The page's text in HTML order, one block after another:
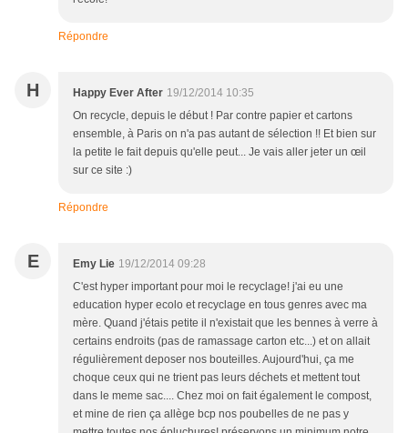
Répondre
H Happy Ever After 19/12/2014 10:35
On recycle, depuis le début ! Par contre papier et cartons
ensemble, à Paris on n'a pas autant de sélection !! Et bien sur
la petite le fait depuis qu'elle peut... Je vais aller jeter un œil
sur ce site :)
Répondre
E Emy Lie 19/12/2014 09:28
C'est hyper important pour moi le recyclage! j'ai eu une
education hyper ecolo et recyclage en tous genres avec ma
mère. Quand j'étais petite il n'existait que les bennes à verre à
certains endroits (pas de ramassage carton etc...) et on allait
régulièrement deposer nos bouteilles. Aujourd'hui, ça me
choque ceux qui ne trient pas leurs déchets et mettent tout
dans le meme sac.... Chez moi on fait également le compost,
et mine de rien ça allège bcp nos poubelles de ne pas y